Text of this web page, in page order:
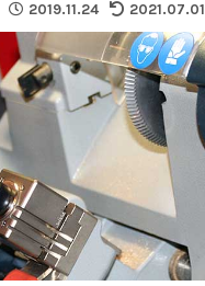
2019.11.24 2021.07.01